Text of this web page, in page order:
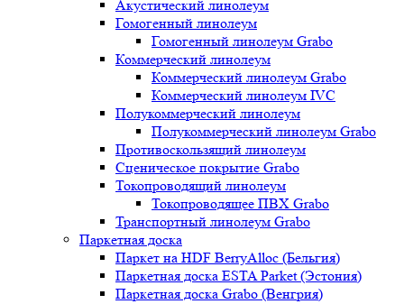
Акустический линолеум
Гомогенный линолеум
Гомогенный линолеум Grabo
Коммерческий линолеум
Коммерческий линолеум Grabo
Коммерческий линолеум IVC
Полукоммерческий линолеум
Полукоммерческий линолеум Grabo
Противоскользящий линолеум
Сценическое покрытие Grabo
Токопроводящий линолеум
Токопроводящее ПВХ Grabo
Транспортный линолеум Grabo
Паркетная доска
Паркет на HDF BerryAlloc (Бельгия)
Паркетная доска ESTA Parket (Эстония)
Паркетная доска Grabo (Венгрия)